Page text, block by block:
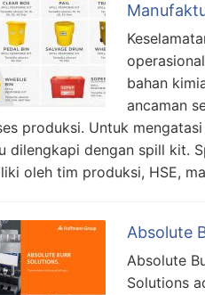
bahan
ancaman
produksi. Untuk
dilengkapi dengan spill kit.
oleh tim produksi, HSE,
Absolute
Absolute
Solutions